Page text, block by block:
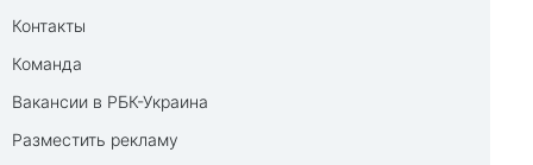
Контакты
Команда
Вакансии в РБК-Украина
Разместить рекламу